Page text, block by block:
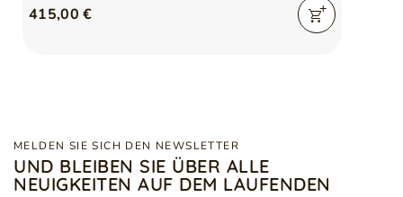
415,00 €
MELDEN SIE SICH DEN NEWSLETTER
UND BLEIBEN SIE ÜBER ALLE
NEUIGKEITEN AUF DEM LAUFENDEN